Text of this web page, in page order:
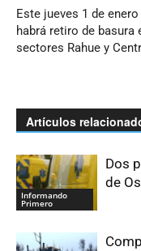
Este jueves 1 de enero
habrá retiro de basura
sectores Rahue y
Artículos
Informando
Primero
Dos
de